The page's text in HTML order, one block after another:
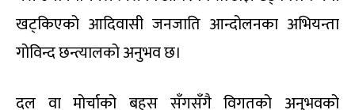
खट्किएको आदिवासी जनजाति आन्दोलनका अभियन्ता
गोविन्द छन्त्यालको अनुभव छ।
दल वा मोर्चाको बहस सँगसँगै विगतको अनुभवको